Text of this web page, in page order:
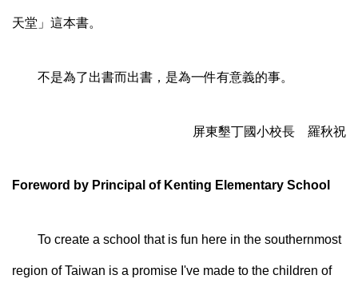
天堂」這本書。
不是為了出書而出書，是為一件有意義的事。
屏東墾丁國小校長 羅秋祝
Foreword by Principal of Kenting Elementary School
To create a school that is fun here in the southernmost
region of Taiwan is a promise I've made to the children of